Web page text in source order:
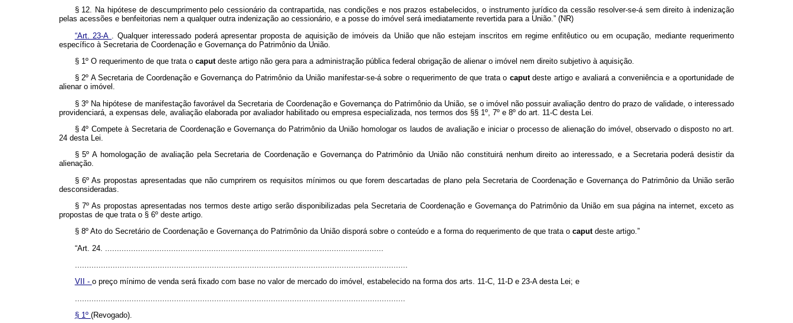
§ 12. Na hipótese de descumprimento pelo cessionário da contrapartida, nas condições e nos prazos estabelecidos, o instrumento jurídico da cessão resolver-se-á sem direito à indenização
pelas acessões e benfeitorias nem a qualquer outra indenização ao cessionário, e a posse do imóvel será imediatamente revertida para a União.” (NR)
“Art. 23-A
. Qualquer interessado poderá apresentar proposta de aquisição de imóveis da União que não estejam inscritos em regime enfitêutico ou em ocupação, mediante requerimento
específico à Secretaria de Coordenação e Governança do Patrimônio da União.
§ 1º O requerimento de que trata o caput deste artigo não gera para a administração pública federal obrigação de alienar o imóvel nem direito subjetivo à aquisição.
§ 2º A Secretaria de Coordenação e Governança do Patrimônio da União manifestar-se-á sobre o requerimento de que trata o caputdeste artigo e avaliará a conveniência e a oportunidade de
alienar o imóvel.
§ 3º Na hipótese de manifestação favorável da Secretaria de Coordenação e Governança do Patrimônio da União, se o imóvel não possuir avaliação dentro do prazo de validade, o interessado
providenciará, a expensas dele, avaliação elaborada por avaliador habilitado ou empresa especializada, nos termos dos §§ 1º, 7º e 8º do art. 11-C desta Lei.
§ 4º Compete à Secretaria de Coordenação e Governança do Patrimônio da União homologar os laudos de avaliação e iniciar o processo de alienação do imóvel, observado o disposto no art.
24 desta Lei.
§ 5º A homologação de avaliação pela Secretaria de Coordenação e Governança do Patrimônio da União não constituirá nenhum direito ao interessado, e a Secretaria poderá desistir da
alienação.
§ 6º As propostas apresentadas que não cumprirem os requisitos mínimos ou que forem descartadas de plano pela Secretaria de Coordenação e Governança do Patrimônio da União serão
desconsideradas.
§ 7º As propostas apresentadas nos termos deste artigo serão disponibilizadas pela Secretaria de Coordenação e Governança do Patrimônio da União em sua página na internet, exceto as
propostas de que trata o § 6º deste artigo.
§ 8º Ato do Secretário de Coordenação e Governança do Patrimônio da União disporá sobre o conteúdo e a forma do requerimento de que trata o caput deste artigo.”
“Art. 24. ......................................................................................................................
VII - o preço mínimo de venda será fixado com base no valor de mercado do imóvel, estabelecido na forma dos arts. 11-C, 11-D e 23-A desta Lei; e
§ 1º (Revogado).